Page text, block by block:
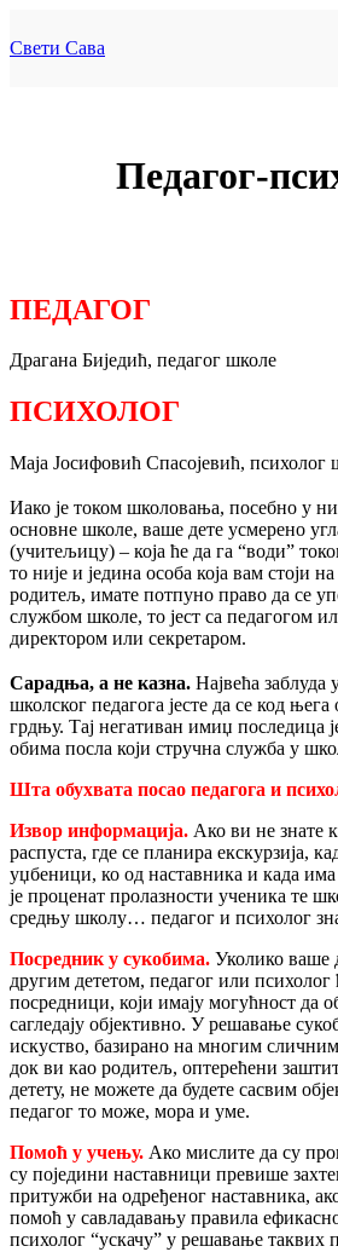
to
content
Свети Сава
Педагог-
ПЕДАГОГ
Драгана Биједић, педагог школе
ПСИХОЛОГ
Маја Јосифовић Спасојевић, психолог
Иако је током школовања, посебно у
основне школе, ваше дете усмерено
(учитељицу) – која ће да га “води”
то није и једина особа која вам стоји
родитељ, имате потпуно право да се
службом школе, то јест са педагогом
директором или секретаром.
Сарадња, а не казна. Највећа заблуда
школског педагога јесте да се код
грдњу. Тај негативан имиџ последица
обима посла који стручна служба у
Шта обухвата посао педагога и
Извор информација. Ако ви не знате
распуста, где се планира екскурзија,
уџбеници, ко од наставника и када има
је проценат пролазности ученика те
средњу школу… педагог и психолог
Посредник у сукобима. Уколико ваше
другим дететом, педагог или
посредници, који имају могућност да
сагледају објективно. У решавање
искуство, базирано на многим
док ви као родитељ, оптерећени
детету, не можете да будете сасвим
педагог то може, мора и уме.
Помоћ у учењу. Ако мислите да су
су поједини наставници превише
притужби на одређеног наставника,
помоћ у савладавању правила
психолог “ускачу” у решавање таквих